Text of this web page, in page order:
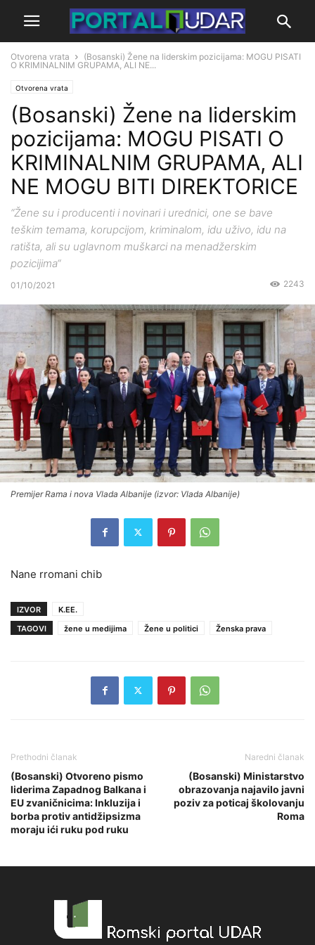
Otvorena vrata
(Bosanski) Žene na liderskim pozicijama: MOGU PISATI
O KRIMINALNIM GRUPAMA, ALI NE...
Otvorena vrata
(Bosanski) Žene na liderskim
pozicijama: MOGU PISATI O
KRIMINALNIM GRUPAMA, ALI
NE MOGU BITI DIREKTORICE
“Žene su i producenti i novinari i urednici, one se bave
teškim temama, korupcijom, kriminalom, idu uživo, idu na
ratišta, ali su uglavnom muškarci na menadžerskim
pozicijima“
01/10/2021 2243
Premijer Rama i nova Vlada Albanije (izvor: Vlada Albanije)
Nane rromani chib
IZVOR
K.EE.
TAGOVI
žene u medijima Žene u politici Ženska prava
Prethodni članak
(Bosanski) Otvoreno pismo
liderima Zapadnog Balkana i
EU zvaničnicima: Inkluzija i
borba protiv antidžipsizma
moraju ići ruku pod ruku
Naredni članak
(Bosanski) Ministarstvo
obrazovanja najavilo javni
poziv za poticaj školovanju
Roma